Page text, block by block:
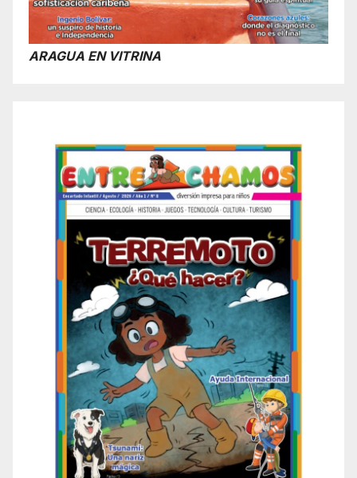
ARAGUA EN VITRINA